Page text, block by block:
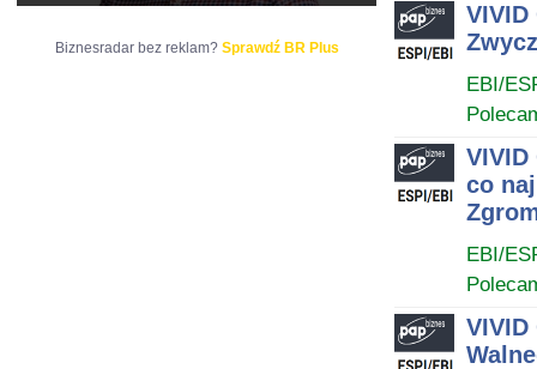
VIVID
EBI/
co
EBI/
VIVID
Biznesradar bez reklam? Sprawdź BR Plus